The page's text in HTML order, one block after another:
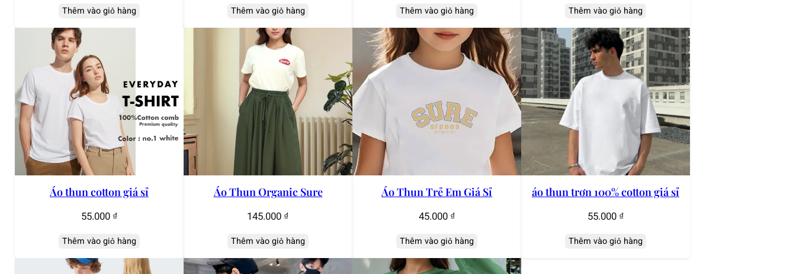
Thêm vào giỏ hàng Thêm vào giỏ hàng Thêm vào giỏ hàng Thêm vào giỏ hàng
Áo thun cotton giá sỉ
55.000 ₫
Thêm vào giỏ hàng
Áo Thun Organic Sure
145.000 ₫
Thêm vào giỏ hàng
Áo Thun Trẻ Em Giá Sỉ
45.000 ₫
Thêm vào giỏ hàng
áo thun trơn 100% cotton giá sỉ
55.000 ₫
Thêm vào giỏ hàng